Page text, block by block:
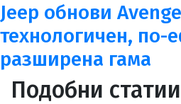
Jeep обнови
технологичен, по-
разширена гама
Подобни статии